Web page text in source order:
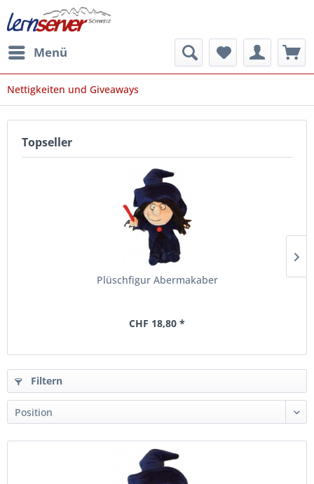
Menü
Nettigkeiten und Giveaways
Topseller
Plüschfigur Abermakaber
CHF 18,80 *
Filtern